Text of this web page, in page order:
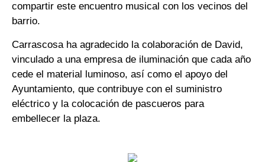
compartir este encuentro musical con los vecinos del
barrio.
Carrascosa ha agradecido la colaboración de David,
vinculado a una empresa de iluminación que cada año
cede el material luminoso, así como el apoyo del
Ayuntamiento, que contribuye con el suministro
eléctrico y la colocación de pascueros para
embellecer la plaza.